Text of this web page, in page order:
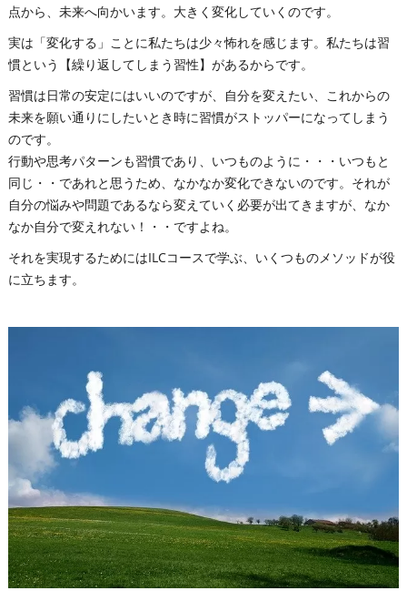
点から、未来へ向かいます。大きく変化していくのです。
実は「変化する」ことに私たちは少々怖れを感じます。私たちは習
慣という【繰り返してしまう習性】があるからです。
習慣は日常の安定にはいいのですが、自分を変えたい、これからの
未来を願い通りにしたいとき時に習慣がストッパーになってしまう
のです。
行動や思考パターンも習慣であり、いつものように・・・いつもと
同じ・・であれと思うため、なかなか変化できないのです。それが
自分の悩みや問題であるなら変えていく必要が出てきますが、なか
なか自分で変えれない！・・ですよね。
それを実現するためにはILCコースで学ぶ、いくつものメソッドが役
に立ちます。